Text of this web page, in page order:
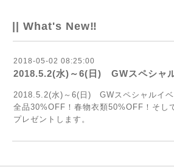
|| What's New‼
2018-05-02 08:25:00
2018.5.2(水)～6(日) GWスペシャ
2018.5.2(水)～6(日) GWスペシャルイベ
全品30%OFF！春物衣類50%OFF！そし
プレゼントします。